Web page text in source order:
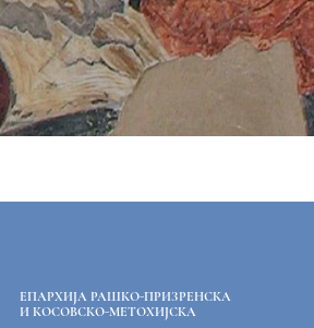
ЕПАРХИЈА РАШКО-ПРИЗРЕНСКА
И КОСОВСКО-МЕТОХИЈСКА